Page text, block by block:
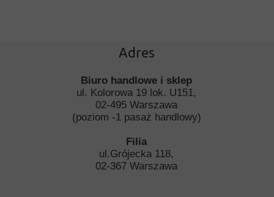
Adres
Biuro handlowe i sklep
ul. Kolorowa 19 lok. U151,
02-495 Warszawa
(poziom -1 pasaż handlowy)
Filia
ul.Grójecka 118,
02-367 Warszawa